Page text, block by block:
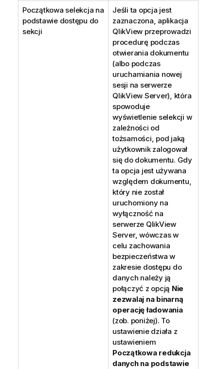
Początkowa selekcja na
podstawie dostępu do
sekcji
Jeśli ta opcja jest
zaznaczona, aplikacja
QlikView przeprowadzi
procedurę podczas
otwierania dokumentu
(albo podczas
uruchamiania nowej
sesji na serwerze
QlikView Server), która
spowoduje
wyświetlenie selekcji w
zależności od
tożsamości, pod jaką
użytkownik zalogował
się do dokumentu. Gdy
ta opcja jest używana
względem dokumentu,
który nie został
uruchomiony na
wyłączność na
serwerze QlikView
Server, wówczas w
celu zachowania
bezpieczeństwa w
zakresie dostępu do
danych należy ją
połączyć z opcją Nie
zezwalaj na binarną
operację ładowania
(zob. poniżej). To
ustawienie działa z
ustawieniem
Początkowa redukcja
danych na podstawie